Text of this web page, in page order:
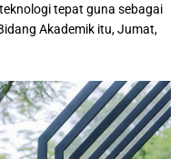
tepat guna sebagai
Akademik itu, Jumat,